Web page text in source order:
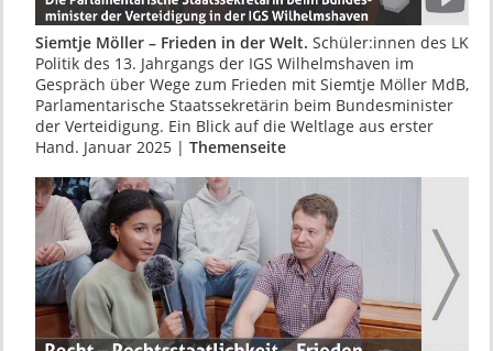
Siemtje Möller – Frieden in der Welt. Schüler:­innen des LK
Politik des 13. Jahrgangs der IGS Wilhelmshaven im
Gespräch über Wege zum Frieden mit Siemtje Möller MdB,
Parlamenta­rische Staatssekretärin beim Bundesminister
der Verteidigung. Ein Blick auf die Weltlage aus erster
Hand. Januar 2025 | Themenseite